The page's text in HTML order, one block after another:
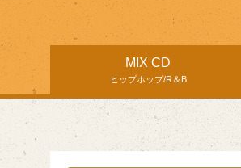
MIX CD
ヒップホップ/R＆B